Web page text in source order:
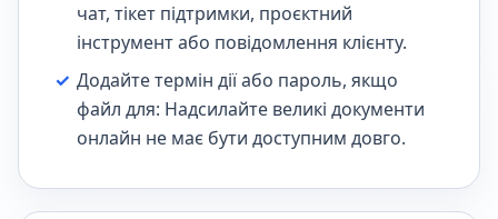
чат, тікет підтримки, проєктний
інструмент або повідомлення клієнту.
✓ Додайте термін дії або пароль, якщо
файл для: Надсилайте великі документи
онлайн не має бути доступним довго.